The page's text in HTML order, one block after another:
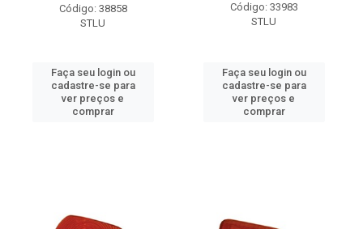
Código: 38858
STLU
Faça seu login ou
cadastre-se para
ver preços e
comprar
Código: 33983
STLU
Faça seu login ou
cadastre-se para
ver preços e
comprar